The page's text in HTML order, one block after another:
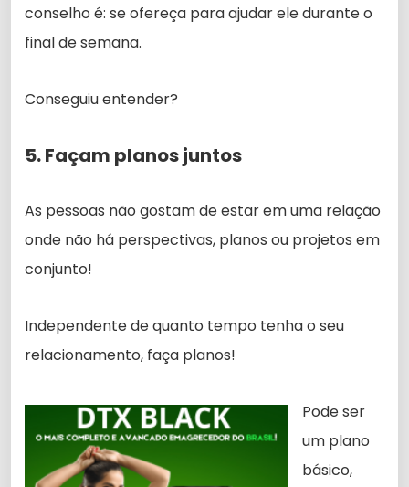
conselho é: se ofereça para ajudar ele durante o
final de semana.
Conseguiu entender?
5. Façam planos juntos
As pessoas não gostam de estar em uma relação
onde não há perspectivas, planos ou projetos em
conjunto!
Independente de quanto tempo tenha o seu
relacionamento, faça planos!
Pode ser
um plano
básico,